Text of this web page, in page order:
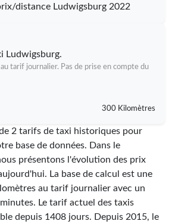
distance Ludwigsburg 2022
Ludwigsburg.
tarif journalier. Pas de prise en compte du
300 Kilomètres
2 tarifs de taxi historiques pour
base de données. Dans le
présentons l'évolution des prix
La base de calcul est une
au tarif journalier avec un
Le tarif actuel des taxis
depuis 1408 jours. Depuis 2015, le